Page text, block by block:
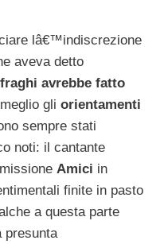
lâ€™indiscrezione
aveva detto
avrebbe fatto
gli orientamenti
sempre stati
noti: il cantante
Amici in
finite in pasto
a questa parte
presunta